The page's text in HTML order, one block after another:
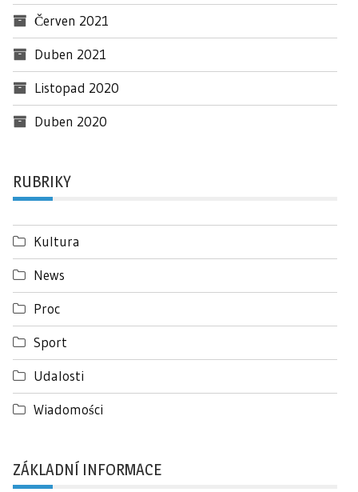
Červen 2021
Duben 2021
Listopad 2020
Duben 2020
RUBRIKY
Kultura
News
Proc
Sport
Udalosti
Wiadomości
ZÁKLADNÍ INFORMACE